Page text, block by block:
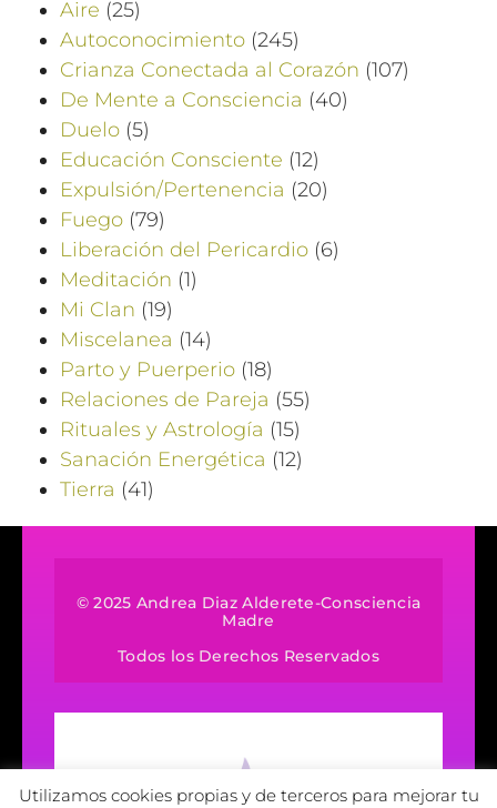
Aire (25)
Autoconocimiento (245)
Crianza Conectada al Corazón (107)
De Mente a Consciencia (40)
Duelo (5)
Educación Consciente (12)
Expulsión/Pertenencia (20)
Fuego (79)
Liberación del Pericardio (6)
Meditación (1)
Mi Clan (19)
Miscelanea (14)
Parto y Puerperio (18)
Relaciones de Pareja (55)
Rituales y Astrología (15)
Sanación Energética (12)
Tierra (41)
© 2025 Andrea Diaz Alderete-Consciencia
Madre
Todos los Derechos Reservados
Utilizamos cookies propias y de terceros para mejorar tu